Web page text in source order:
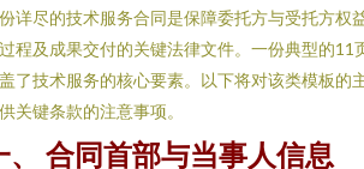
详尽的技术服务合同是保障委托方与受托方权
程及成果交付的关键法律文件。一份典型的11
了技术服务的核心要素。以下将对该类模板的
关键条款的注意事项。
、 合同首部与当事人信息